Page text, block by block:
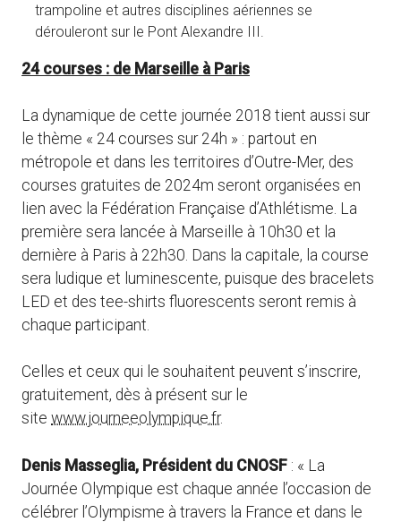
trampoline et autres disciplines aériennes se
dérouleront sur le Pont Alexandre III.
24 courses : de Marseille à Paris
La dynamique de cette journée 2018 tient aussi sur
le thème « 24 courses sur 24h » : partout en
métropole et dans les territoires d’Outre-Mer, des
courses gratuites de 2024m seront organisées en
lien avec la Fédération Française d’Athlétisme. La
première sera lancée à Marseille à 10h30 et la
dernière à Paris à 22h30. Dans la capitale, la course
sera ludique et luminescente, puisque des bracelets
LED et des tee-shirts fluorescents seront remis à
chaque participant.
Celles et ceux qui le souhaitent peuvent s’inscrire,
gratuitement, dès à présent sur le
site www.journeeolympique.fr.
Denis Masseglia, Président du CNOSF : « La
Journée Olympique est chaque année l’occasion de
célébrer l’Olympisme à travers la France et dans le